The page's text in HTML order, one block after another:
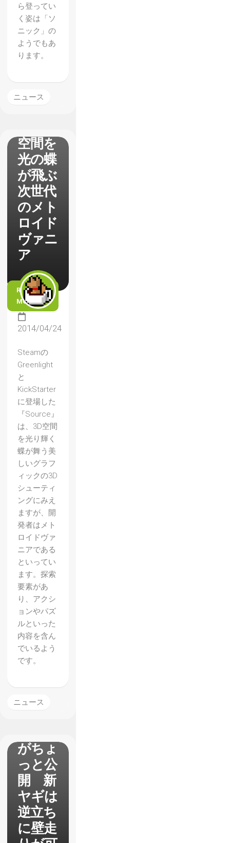
ら登ってい
く姿は「ソ
ニック」の
ようでもあ
ります。
ニュース
【Sour
空間を
光の蝶
が飛ぶ
次世代
のメト
ロイド
ヴァニ
ア
READ
MORE
2014/04/24
Steamの
Greenlight
と
KickStarter
に登場した
『Source』
は、3D空間
を光り輝く
蝶が舞う美
しいグラフ
ィックの3D
シューティ
ングにみえ
ますが、開
発者はメト
ロイドヴァ
ニアである
といってい
ます。探索
要素があ
り、アクシ
ョンやパズ
ルといった
内容を含ん
でいるよう
です。
ニュース
【Goat
Simula
tor】
パッチ
がちょ
っと公
開 新
ヤギは
逆立ち
に壁走